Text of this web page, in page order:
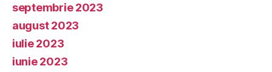
septembrie 2023
august 2023
iulie 2023
iunie 2023